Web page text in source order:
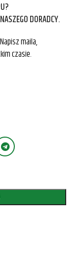
DORADCY.
maila,
czasie.